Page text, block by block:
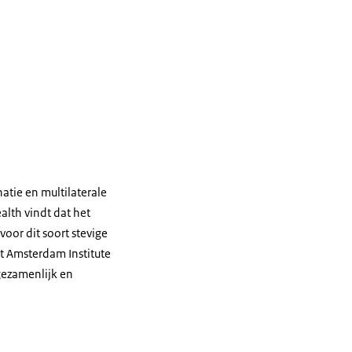
en multilaterale
vindt dat het
dit soort stevige
Amsterdam Institute
en